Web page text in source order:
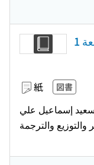
1
紙 図書
إسماعيل علي
والتوزيع والترجمة